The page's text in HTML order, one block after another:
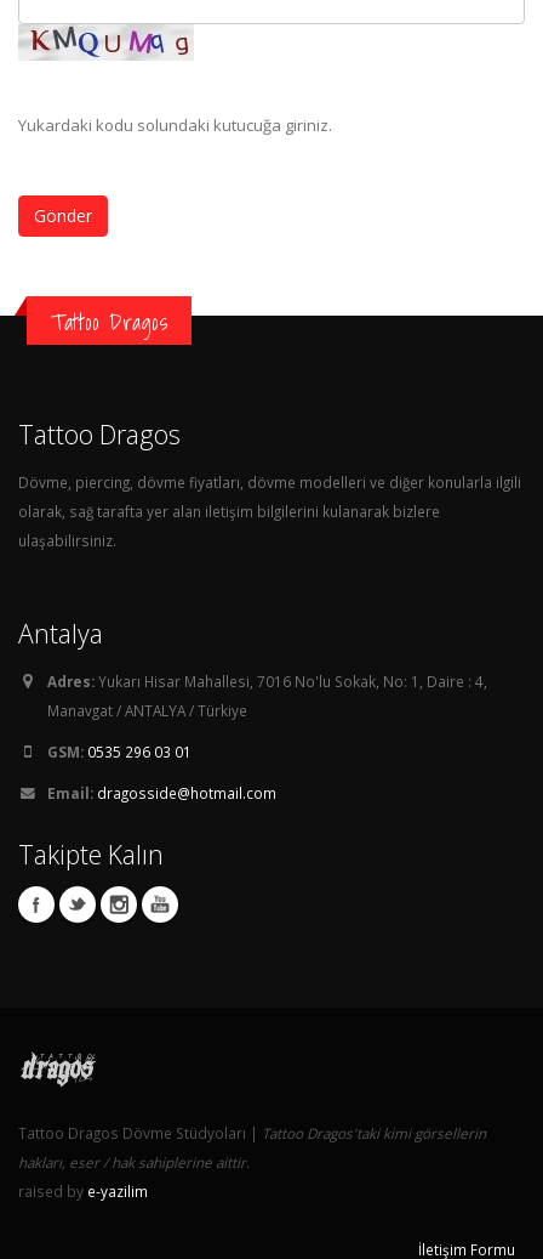
Yukardaki kodu solundaki kutucuğa giriniz.
Gönder
Tattoo Dragos
Tattoo Dragos
Dövme, piercing, dövme fiyatları, dövme modelleri ve diğer konularla ilgili
olarak, sağ tarafta yer alan iletişim bilgilerini kulanarak bizlere
ulaşabilirsiniz.
Antalya
Adres:Yukarı Hisar Mahallesi, 7016 No'lu Sokak, No: 1, Daire : 4,
Manavgat / ANTALYA / Türkiye
GSM: 0535 296 03 01
Email: dragosside@hotmail.com
Takipte Kalın
Tattoo Dragos Dövme Stüdyoları | Tattoo Dragos'taki kimi görsellerin
hakları, eser / hak sahiplerine aittir.
raised by e-yazilim
İletişim Formu